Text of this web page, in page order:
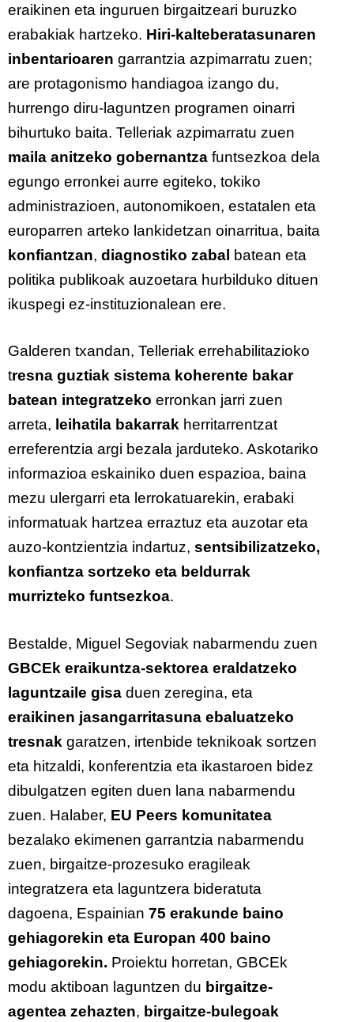
eraikinen eta inguruen birgaitzeari buruzko
erabakiak hartzeko. Hiri-kalteberatasunaren
inbentarioaren garrantzia azpimarratu zuen;
are protagonismo handiagoa izango du,
hurrengo diru-laguntzen programen oinarri
bihurtuko baita. Telleriak azpimarratu zuen
maila anitzeko gobernantza funtsezkoa dela
egungo erronkei aurre egiteko, tokiko
administrazioen, autonomikoen, estatalen eta
europarren arteko lankidetzan oinarritua, baita
konfiantzan, diagnostiko zabal
batean eta
politika publikoak auzoetara hurbilduko dituen
ikuspegi ez-instituzionalean ere.
Galderen txandan, Telleriak errehabilitazioko
tresna guztiak sistema koherente bakar
batean integratzeko erronkan jarri zuen
arreta, leihatila bakarrak herritarrentzat
erreferentzia argi bezala jarduteko. Askotariko
informazioa eskainiko duen espazioa, baina
mezu ulergarri eta lerrokatuarekin, erabaki
informatuak hartzea erraztuz eta auzotar eta
auzo-kontzientzia indartuz, sentsibilizatzeko,
konfiantza sortzeko eta beldurrak
murrizteko funtsezkoa.
Bestalde, Miguel Segoviak nabarmendu zuen
GBCEk eraikuntza-sektorea eraldatzeko
laguntzaile gisa duen zeregina, eta
eraikinen jasangarritasuna ebaluatzeko
tresnak garatzen, irtenbide teknikoak sortzen
eta hitzaldi, konferentzia eta ikastaroen bidez
dibulgatzen egiten duen lana nabarmendu
zuen. Halaber, EU Peers komunitatea
bezalako ekimenen garrantzia nabarmendu
zuen, birgaitze-prozesuko eragileak
integratzera eta laguntzera bideratuta
dagoena, Espainian 75 erakunde baino
gehiagorekin eta Europan 400 baino
gehiagorekin. Proiektu horretan, GBCEk
modu aktiboan laguntzen du birgaitze-
agentea zehazten, birgaitze-bulegoak